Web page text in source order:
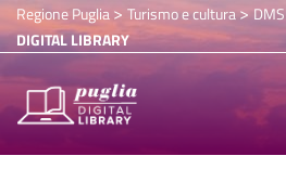
Regione Puglia> Turismo e cultura>DMS
DIGITAL LIBRARY